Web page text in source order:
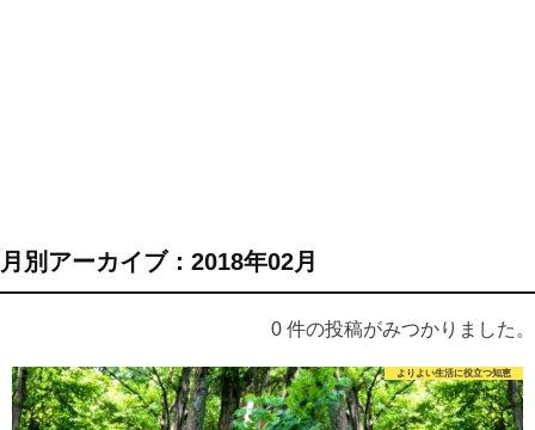
月別アーカイブ：2018年02月
0 件の投稿がみつかりました。
よりよい生活に役立つ知恵